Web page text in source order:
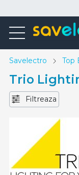
Savelectro Top
Trio
Filtreaza